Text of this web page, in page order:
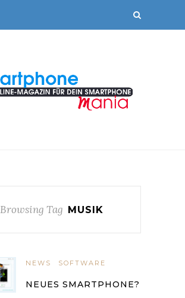
Browsing Tag MUSIK
NEWS SOFTWARE
NEUES SMARTPHONE?